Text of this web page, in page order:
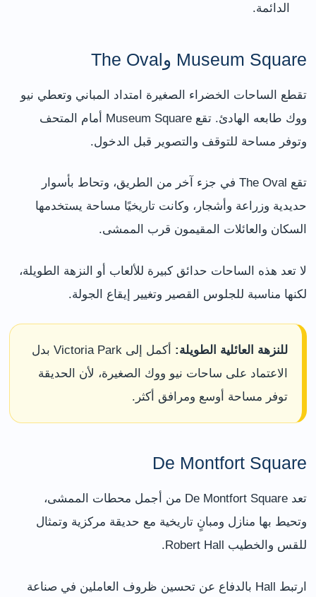
الدائمة.
Museum Square وThe Oval
تقطع الساحات الخضراء الصغيرة امتداد المباني وتعطي نيو
ووك طابعه الهادئ. تقع Museum Square أمام المتحف
وتوفر مساحة للتوقف والتصوير قبل الدخول.
تقع The Oval في جزء آخر من الطريق، وتحاط بأسوار
حديدية وزراعة وأشجار، وكانت تاريخيًا مساحة يستخدمها
السكان والعائلات المقيمون قرب الممشى.
لا تعد هذه الساحات حدائق كبيرة للألعاب أو النزهة الطويلة،
لكنها مناسبة للجلوس القصير وتغيير إيقاع الجولة.
للنزهة العائلية الطويلة:
أكمل إلى Victoria Park بدل
الاعتماد على ساحات نيو ووك الصغيرة، لأن الحديقة
توفر مساحة أوسع ومرافق أكثر.
De Montfort Square
تعد De Montfort Square من أجمل محطات الممشى،
وتحيط بها منازل ومبانٍ تاريخية مع حديقة مركزية وتمثال
للقس والخطيب Robert Hall.
ارتبط Hall بالدفاع عن تحسين ظروف العاملين في صناعة